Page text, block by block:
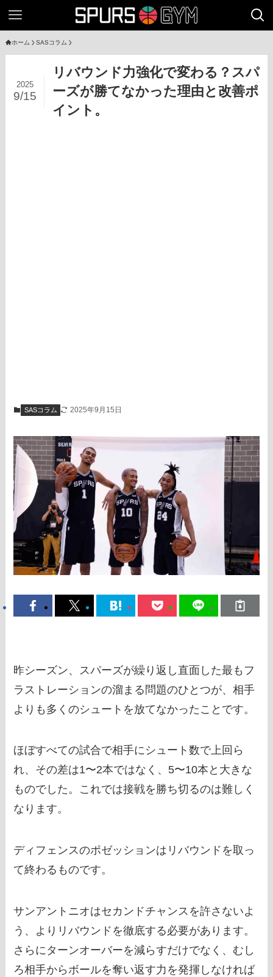
ホーム SASコラム
リバウンド力強化で変わる？スパ
ーズが勝てなかった理由と改善ポ
イント。
2025
9/15
SASコラム 2025年9月15日
昨シーズン、スパーズが繰り返し直面した最もフ
ラストレーションの溜まる問題のひとつが、相手
よりも多くのシュートを放てなかったことです。
ほぼすべての試合で相手にシュート数で上回ら
れ、その差は1〜2本ではなく、5〜10本と大きな
ものでした。これでは接戦を勝ち切るのは難しく
なります。
ディフェンスのポゼッションはリバウンドを取っ
て終わるものです。
サンアントニオはセカンドチャンスを許さないよ
う、よりリバウンドを徹底する必要があります。
さらにターンオーバーを減らすだけでなく、むし
ろ相手からボールを奪い返す力を発揮しなければ